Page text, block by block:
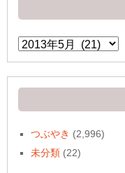
ア
ー
イ
ブ
つぶやき (2,996)
未分類 (22)